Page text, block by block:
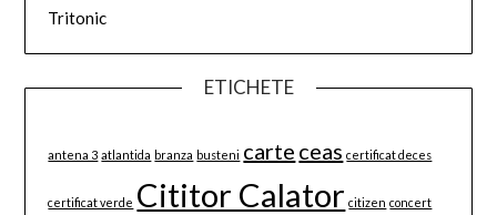
Tritonic
ETICHETE
antena 3 atlantida branza busteni carte ceas certificat deces
certificat verde Cititor Calator citizen concert